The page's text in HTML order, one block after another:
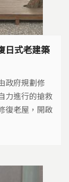
日式老建築
政府規劃修
力進行的搶救
復老屋，開啟